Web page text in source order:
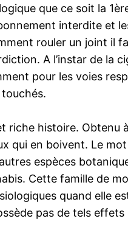
que ce soit la
interdite et
rouler un joint il
A l’instar de la
pour les voies
histoire. Obtenu
qui en boivent. Le
espèces
Cette famille de
quand elle
pas de tels